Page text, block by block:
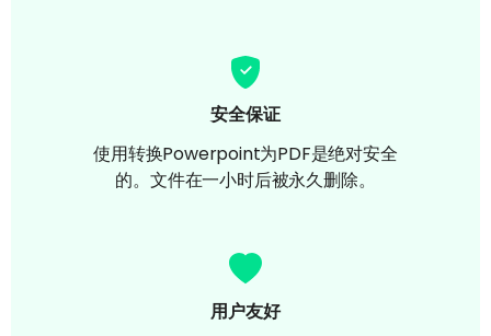
安全保证
使用转换Powerpoint为PDF是绝对安全
的。文件在一小时后被永久删除。
用户友好